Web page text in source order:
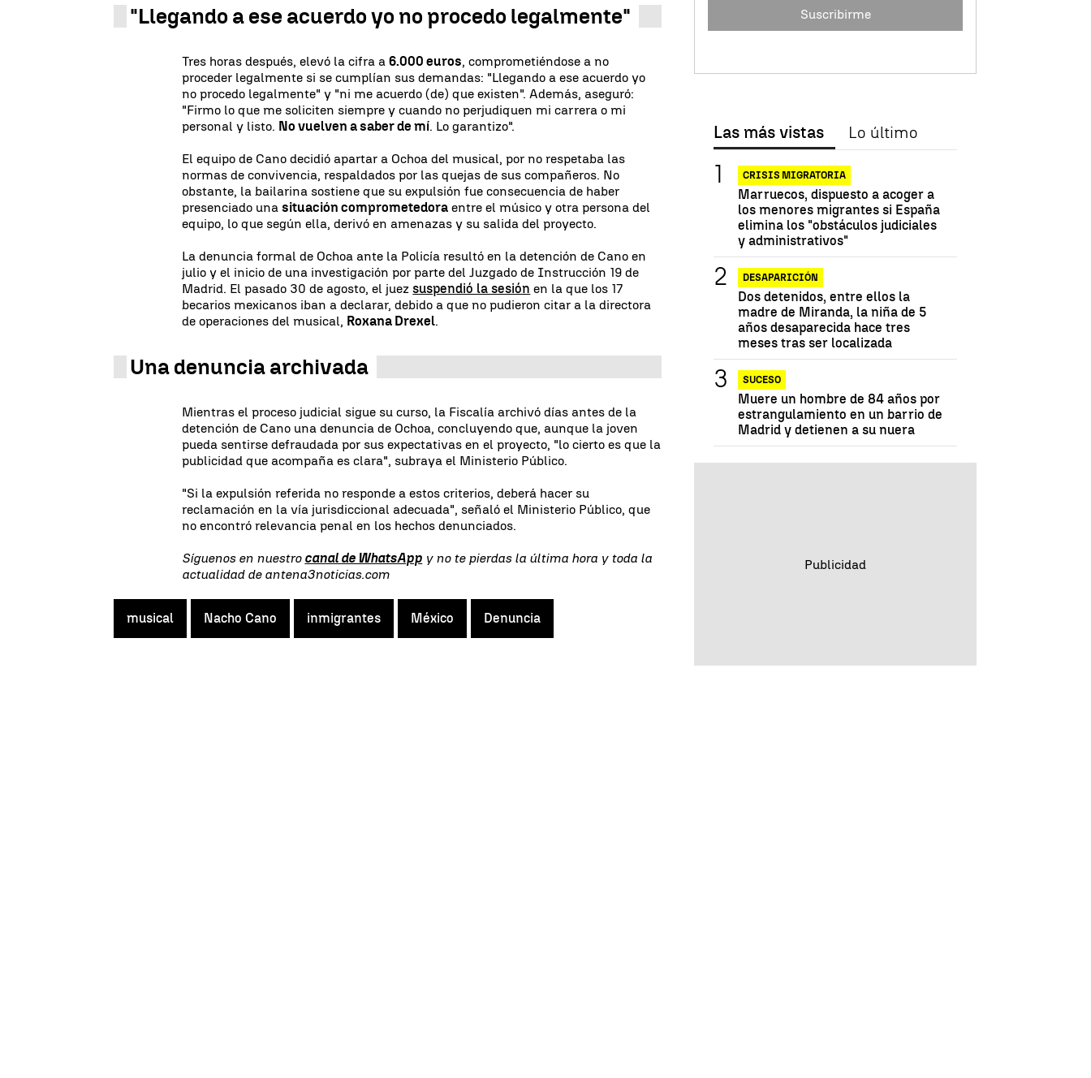
"Llegando a ese acuerdo yo no procedo legalmente"
Tres horas después, elevó la cifra a6.000 euros, comprometiéndose a no
proceder legalmente si se cumplían sus demandas: "Llegando a ese acuerdo yo
no procedo legalmente" y "ni me acuerdo (de) que existen". Además, aseguró:
"Firmo lo que me soliciten siempre y cuando no perjudiquen mi carrera o mi
personal y listo. No vuelven a saber de mí. Lo garantizo".
El equipo de Cano decidió apartar a Ochoa del musical, por no respetaba las
normas de convivencia, respaldados por las quejas de sus compañeros. No
obstante, la bailarina sostiene que su expulsión fue consecuencia de haber
presenciado unasituación comprometedora entre el músico y otra persona del
equipo, lo que según ella, derivó en amenazas y su salida del proyecto.
La denuncia formal de Ochoa ante la Policía resultó en la detención de Cano en
julio y el inicio de una investigación por parte del Juzgado de Instrucción 19 de
Madrid. El pasado 30 de agosto, el juezsuspendió la sesión en la que los 17
becarios mexicanos iban a declarar, debido a que no pudieron citar a la directora
de operaciones del musical, Roxana Drexel.
Una denuncia archivada
Mientras el proceso judicial sigue su curso, la Fiscalía archivó días antes de la
detención de Cano una denuncia de Ochoa, concluyendo que, aunque la joven
pueda sentirse defraudada por sus expectativas en el proyecto, "lo cierto es que la
publicidad que acompaña es clara", subraya el Ministerio Público.
"Si la expulsión referida no responde a estos criterios, deberá hacer su
reclamación en la vía jurisdiccional adecuada", señaló el Ministerio Público, que
no encontró relevancia penal en los hechos denunciados.
Síguenos en nuestro canal de WhatsApp y no te pierdas la última hora y toda la
actualidad de antena3noticias.com
musical Nacho Cano inmigrantes México Denuncia
Suscribirme
Las más vistas Lo último
CRISIS MIGRATORIA
Marruecos, dispuesto a acoger a
los menores migrantes si España
elimina los "obstáculos judiciales
y administrativos"
DESAPARICIÓN
Dos detenidos, entre ellos la
madre de Miranda, la niña de 5
años desaparecida hace tres
meses tras ser localizada
SUCESO
Muere un hombre de 84 años por
estrangulamiento en un barrio de
Madrid y detienen a su nuera